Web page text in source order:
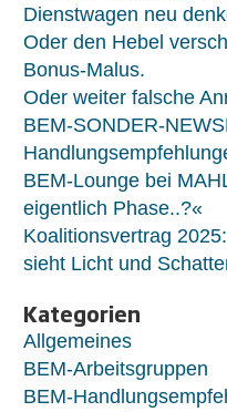
Dienstwagen neu
Oder den Hebel
Bonus-Malus.
Oder weiter falsche
BEM-SONDER-
BEM-Lounge bei
eigentlich Phase..?«
Koalitionsvertrag
sieht Licht und
Kategorien
Allgemeines
BEM-Arbeitsgruppen
BEM-